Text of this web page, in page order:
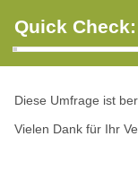
Quick
Diese Umfrage ist
Vielen Dank für Ihr